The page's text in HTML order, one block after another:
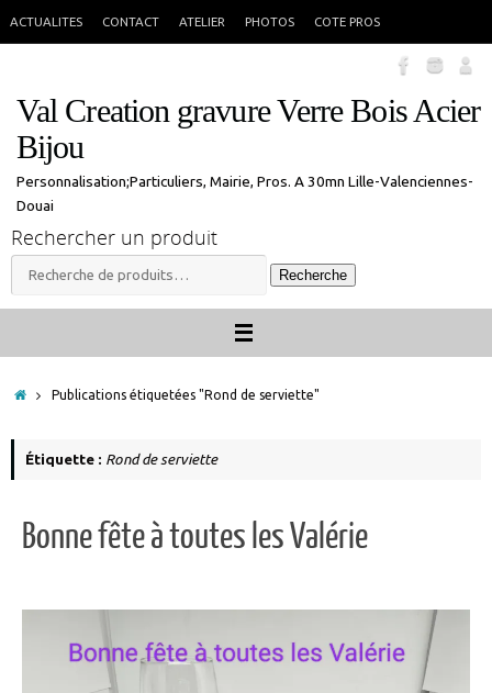
seront traitées à mon retour.
ACTUALITES CONTACT ATELIER PHOTOS COTE PROS
Val Creation gravure Verre Bois Acier
Bijou
Personnalisation;Particuliers, Mairie, Pros. A 30mn Lille-Valenciennes-
Douai
Rechercher un produit
Recherche
pour :
Recherche
Accueil
Publications étiquetées "Rond de serviette"
Étiquette : Rond de serviette
Bonne fête à toutes les Valérie